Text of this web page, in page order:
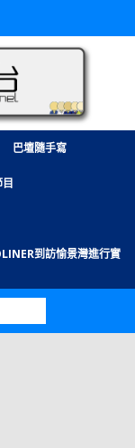
巴壇隨手寫
到訪愉景灣進行實